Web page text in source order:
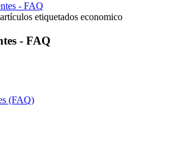
- FAQ
etiquetados economico
- FAQ
(FAQ)